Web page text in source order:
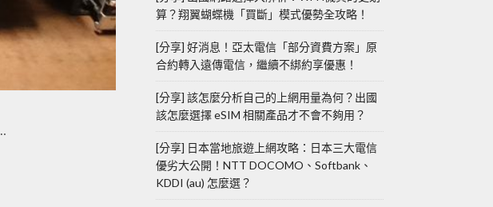
算？翔翼蝴蝶機「買斷」模式優勢全攻略！
[分享] 好消息！亞太電信「部分資費方案」原
合約轉入遠傳電信，繼續不綁約享優惠！
[分享] 該怎麼分析自己的上網用量為何？出國
該怎麼選擇 eSIM 相關產品才不會不夠用？
[分享] 日本當地旅遊上網攻略：日本三大電信
優劣大公開！NTT DOCOMO、Softbank、
KDDI (au) 怎麼選？